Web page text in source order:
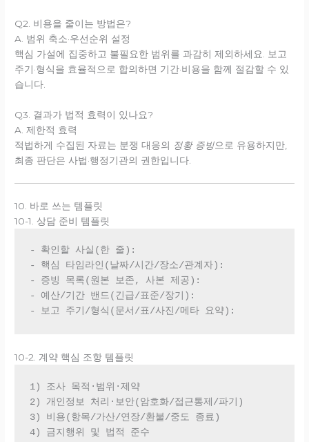
Q2. 비용을 줄이는 방법은?
A. 범위 축소·우선순위 설정
핵심 가설에 집중하고 불필요한 범위를 과감히 제외하세요. 보고
주기·형식을 효율적으로 합의하면 기간·비용을 함께 절감할 수 있
습니다.
Q3. 결과가 법적 효력이 있나요?
A. 제한적 효력
적법하게 수집된 자료는 분쟁 대응의 정황 증빙으로 유용하지만,
최종 판단은 사법·행정기관의 권한입니다.
10. 바로 쓰는 템플릿
10-1. 상담 준비 템플릿
- 확인할 사실(한 줄):
- 핵심 타임라인(날짜/시간/장소/관계자):
- 증빙 목록(원본 보존, 사본 제공):
- 예산/기간 밴드(긴급/표준/장기):
10-2. 계약 핵심 조항 템플릿
1) 조사 목적·범위·제약
2) 개인정보 처리·보안(암호화/접근통제/파기)
3) 비용(항목/가산/연장/환불/중도 종료)
4) 금지행위 및 법적 준수